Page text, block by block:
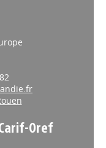
Oref